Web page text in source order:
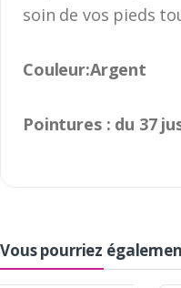
soin de vos pieds
Couleur:Argent
Pointures : du 37
Vous pourriez